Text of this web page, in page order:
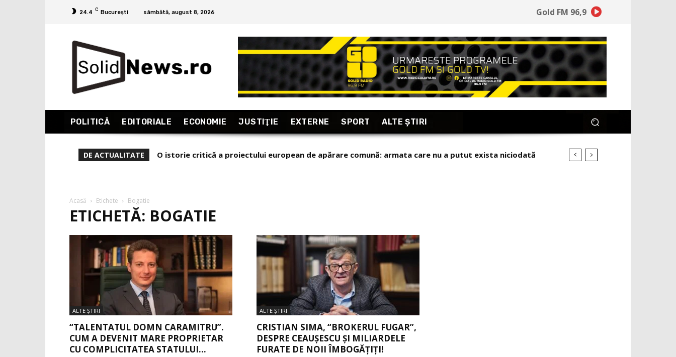
24.4 C București sâmbătă, august 8, 2026 Gold FM 96,9
POLITICĂ EDITORIALE ECONOMIE JUSTIŢIE EXTERNE SPORT ALTE ŞTIRI
DE ACTUALITATE O istorie critică a proiectului european de apărare comună: armata care nu a putut exista niciodată
De ce l-a demis Zelenski pe popularul Ministru al Apărării
Acasă Etichete Bogatie
ETICHETĂ: BOGATIE
ALTE ŞTIRI
“TALENTATUL DOMN CARAMITRU”.
CUM A DEVENIT MARE PROPRIETAR
CU COMPLICITATEA STATULUI...
ALTE ŞTIRI
CRISTIAN SIMA, “BROKERUL FUGAR”,
DESPRE CEAUȘESCU ȘI MILIARDELE
FURATE DE NOII ÎMBOGĂȚIȚI!